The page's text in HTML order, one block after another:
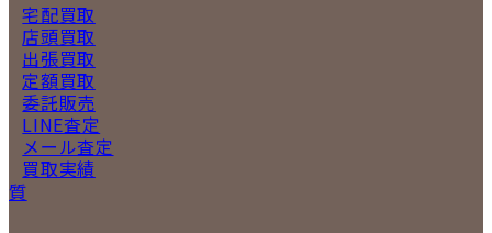
宅配買取
店頭買取
出張買取
定額買取
委託販売
LINE査定
メール査定
買取実績
質